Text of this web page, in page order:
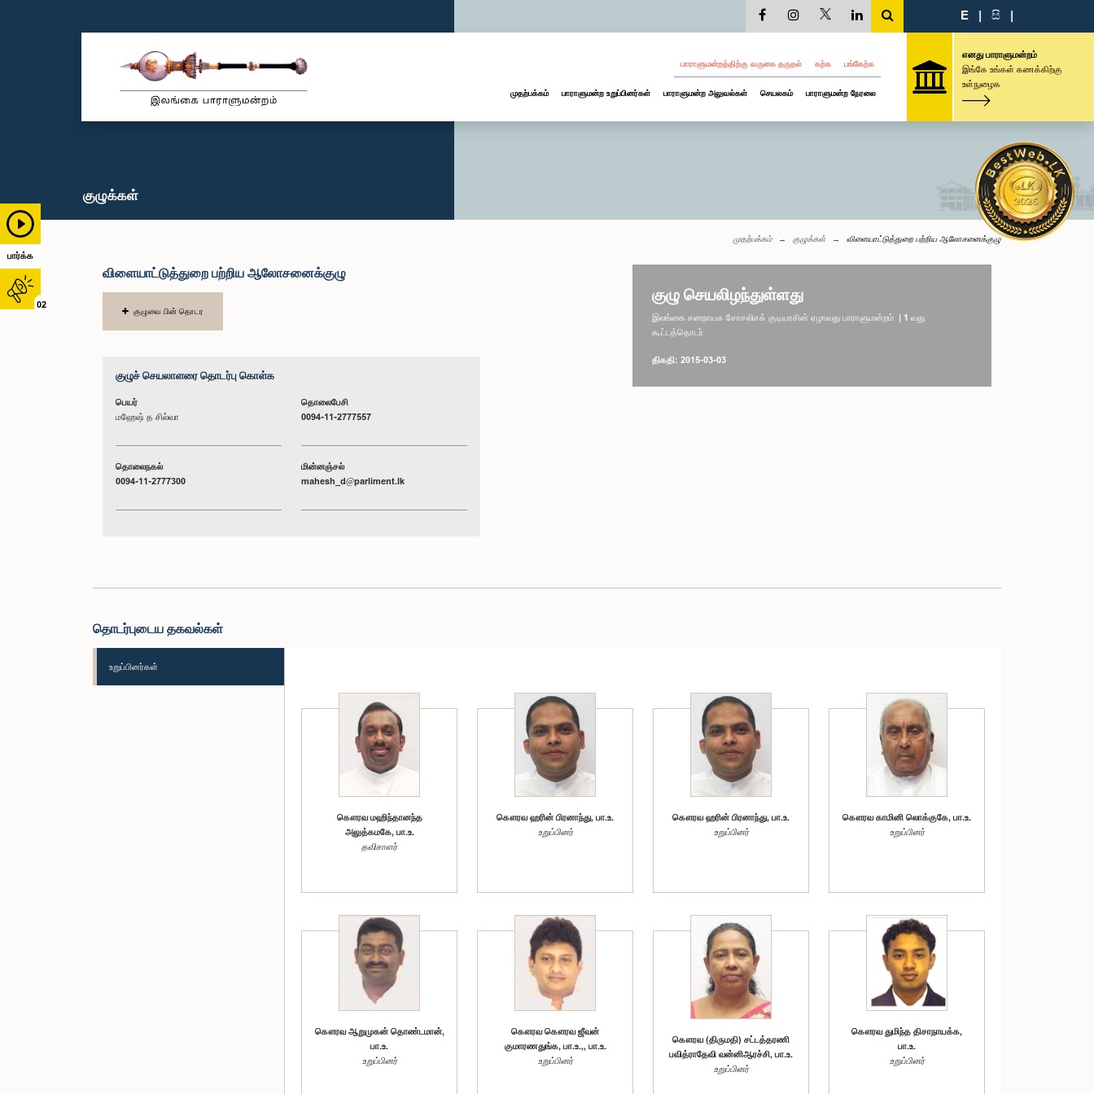
பார்க்க
02
E | සි |
பாராளுமன்றத்திற்கு வருகை தருதல் கற்க பங்கேற்க
முதற்பக்கம் பாராளுமன்ற உறுப்பினர்கள் பாராளுமன்ற அலுவல்கள் செயலகம் பாராளுமன்ற நேரலை
எனது பாராளுமன்றம்
இங்கே உங்கள் கணக்கிற்கு
உள்நுழைக
குழுக்கள்
முதற்பக்கம் குழுக்கள் விளையாட்டுத்துறை பற்றிய ஆலோசனைக்குழு
விளையாட்டுத்துறை பற்றிய ஆலோசனைக்குழு
குழுவை பின் தொடர
குழுச் செயலாளரை தொடர்பு கொள்க
பெயர்
மஹேஷ் த சில்வா
தொலைபேசி
0094-11-2777557
தொலைநகல்
0094-11-2777300
மின்னஞ்சல்
mahesh_d@parliment.lk
குழு செயலிழந்துள்ளது
இலங்கை சனநாயக சோசலிசக் குடியரசின் ஏழாவது பாராளுமன்றம் | 1 வது
கூட்டத்தொடர்
திகதி: 2015-03-03
தொடர்புடைய தகவல்கள்
உறுப்பினர்கள்
கௌரவ மஹிந்தானந்த
அலுத்கமகே, பா.உ.
தவிசாளர்
கௌரவ ஹரின் பிரனாந்து, பா.உ.
உறுப்பினர்
கௌரவ ஹரின் பிரனாந்து, பா.உ.
உறுப்பினர்
கௌரவ காமினி லொக்குகே, பா.உ.
உறுப்பினர்
கௌரவ ஆறுமுகன் தொண்டமான்,
பா.உ.
உறுப்பினர்
கௌரவ கௌரவ ஜீவன்
குமாரணதுங்க, பா.உ.,, பா.உ.
உறுப்பினர்
கௌரவ (திருமதி) சட்டத்தரணி
பவித்ராதேவி வன்னிஆரச்சி, பா.உ.
உறுப்பினர்
கௌரவ துமிந்த திசாநாயக்க,
பா.உ.
உறுப்பினர்